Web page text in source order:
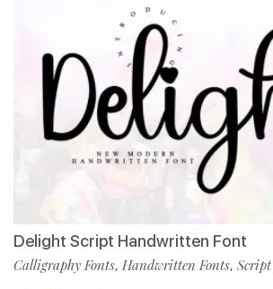
Delight Script Handwritten Font
Calligraphy Fonts, Handwritten Fonts,